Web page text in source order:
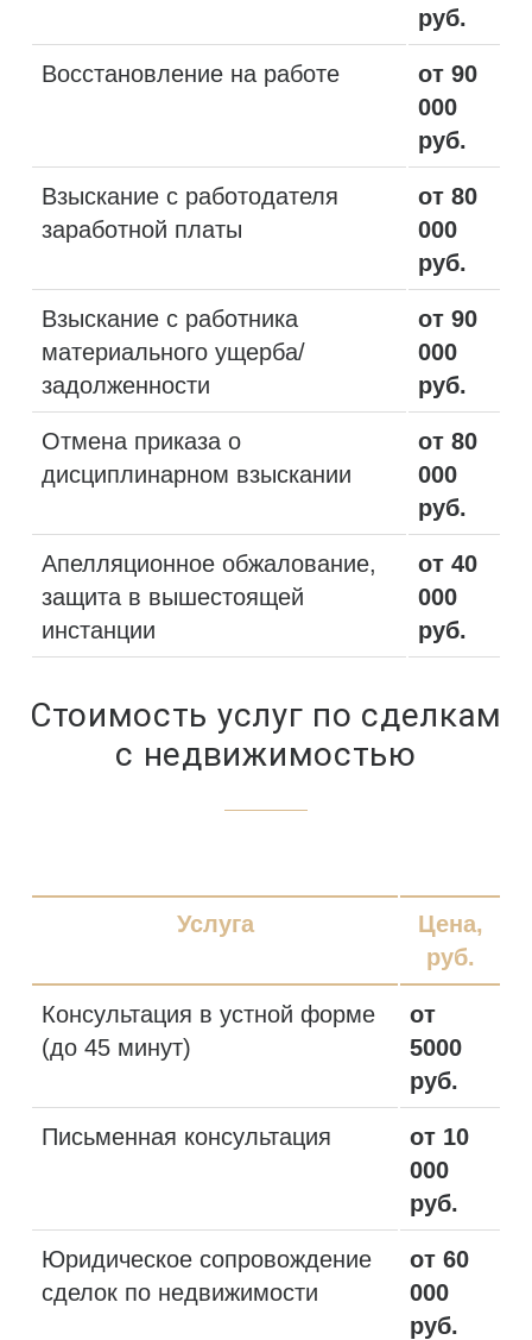
руб.
Восстановление на работе
от 90
000
руб.
Взыскание с работодателя
заработной платы
от 80
000
руб.
Взыскание с работника
материального ущерба/
задолженности
от 90
000
руб.
Отмена приказа о
дисциплинарном взыскании
от 80
000
руб.
Апелляционное обжалование,
защита в вышестоящей
инстанции
от 40
000
руб.
Стоимость услуг по сделкам
с недвижимостью
Услуга
Цена,
руб.
Консультация в устной форме
(до 45 минут)
от
5000
руб.
Письменная консультация
от 10
000
руб.
Юридическое сопровождение
сделок по недвижимости
от 60
000
руб.